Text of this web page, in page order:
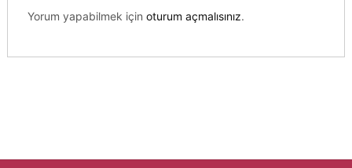
Yorum yapabilmek için oturum açmalısınız.